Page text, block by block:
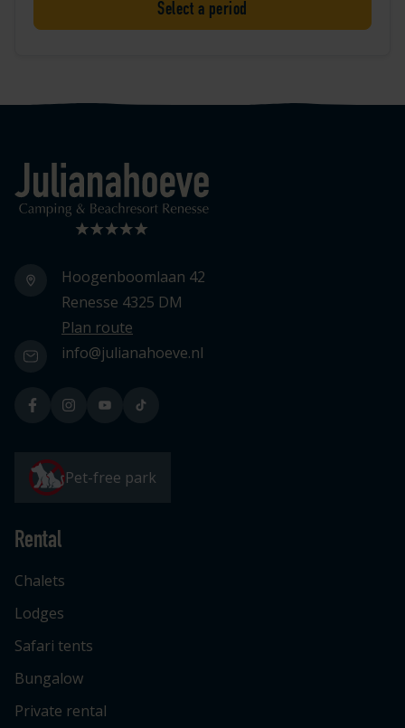
Select a period
Logo Julianahoeve
Hoogenboomlaan 42
Renesse 4325 DM
Plan route
info@julianahoeve.nl
Pet-free park
Rental
Chalets
Lodges
Safari tents
Bungalow
Private rental